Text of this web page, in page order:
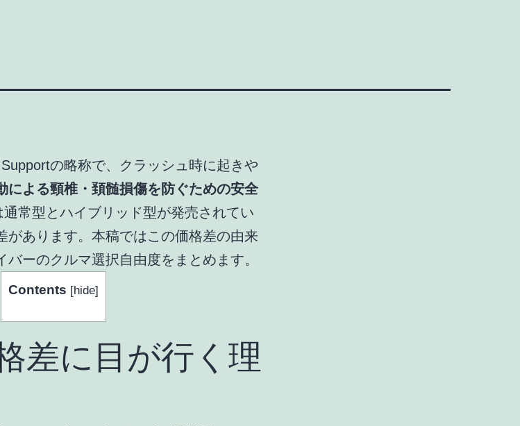
の略称で、クラッシュ時に起きや
による頸椎・頚髄損傷を防ぐための安全
常型とハイブリッド型が発売されてい
があります。本稿ではこの価格差の由来
バーのクルマ選択自由度をまとめます。
Contents [hide]
差に目が行く理